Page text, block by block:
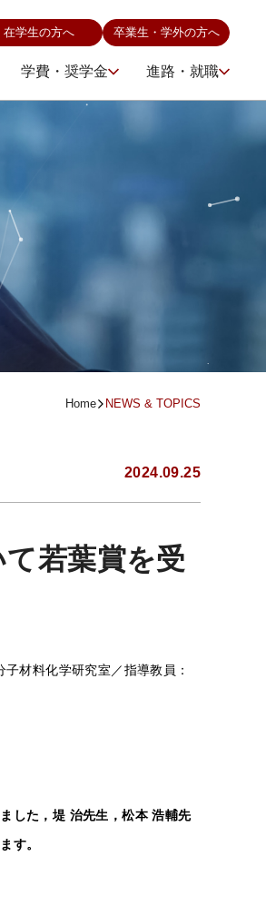
学費・奨学金 進路・就職
在学生の方へ 卒業生・学外の方へ
Home NEWS & TOPICS
2024.09.25
若葉賞を受
材料化学研究室／指導教員：
した，堤 治先生，松本 浩輔先
す。